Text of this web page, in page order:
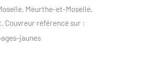
Meurthe-et-Moselle,
Couvreur référencé sur :